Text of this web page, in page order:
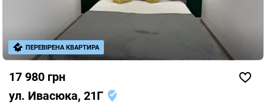
17 980 грн
ул. Ивасюка, 21Г
ПЕРЕВІРЕНА КВАРТИРА